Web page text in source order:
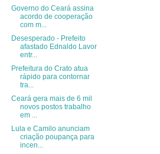
Governo do Ceará assina
acordo de cooperação
com m...
Desesperado - Prefeito
afastado Ednaldo Lavor
entr...
Prefeitura do Crato atua
rápido para contornar
tra...
Ceará gera mais de 6 mil
novos postos trabalho
em ...
Lula e Camilo anunciam
criação poupança para
incen...